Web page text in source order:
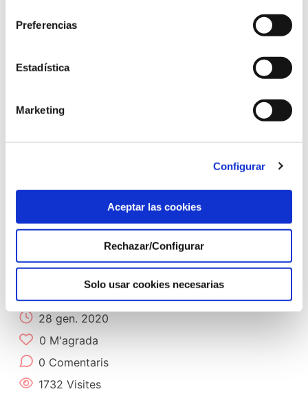
Preferencias
Estadística
Marketing
Configurar
Aceptar las cookies
Rechazar/Configurar
Solo usar cookies necesarias
04 nov. 2020
0 Comentaris
Una ayuda para la investigación en
cáncer de mama
28 gen. 2020
0 M'agrada
0 Comentaris
1732 Visites